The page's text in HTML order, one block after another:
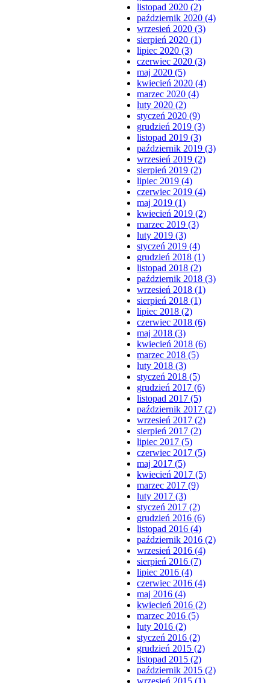
listopad 2020 (2)
październik 2020 (4)
wrzesień 2020 (3)
sierpień 2020 (1)
lipiec 2020 (3)
czerwiec 2020 (3)
maj 2020 (5)
kwiecień 2020 (4)
marzec 2020 (4)
luty 2020 (2)
styczeń 2020 (9)
grudzień 2019 (3)
listopad 2019 (3)
październik 2019 (3)
wrzesień 2019 (2)
sierpień 2019 (2)
lipiec 2019 (4)
czerwiec 2019 (4)
maj 2019 (1)
kwiecień 2019 (2)
marzec 2019 (3)
luty 2019 (3)
styczeń 2019 (4)
grudzień 2018 (1)
listopad 2018 (2)
październik 2018 (3)
wrzesień 2018 (1)
sierpień 2018 (1)
lipiec 2018 (2)
czerwiec 2018 (6)
maj 2018 (3)
kwiecień 2018 (6)
marzec 2018 (5)
luty 2018 (3)
styczeń 2018 (5)
grudzień 2017 (6)
listopad 2017 (5)
październik 2017 (2)
wrzesień 2017 (2)
sierpień 2017 (2)
lipiec 2017 (5)
czerwiec 2017 (5)
maj 2017 (5)
kwiecień 2017 (5)
marzec 2017 (9)
luty 2017 (3)
styczeń 2017 (2)
grudzień 2016 (6)
listopad 2016 (4)
październik 2016 (2)
wrzesień 2016 (4)
sierpień 2016 (7)
lipiec 2016 (4)
czerwiec 2016 (4)
maj 2016 (4)
kwiecień 2016 (2)
marzec 2016 (5)
luty 2016 (2)
styczeń 2016 (2)
grudzień 2015 (2)
listopad 2015 (2)
październik 2015 (2)